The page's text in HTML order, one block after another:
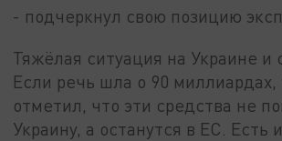
- подчеркнул свою позицию
Тяжёлая ситуация на Украине и
Если речь шла о 90
отметил, что эти средства не
Украину, а останутся в ЕС. Есть